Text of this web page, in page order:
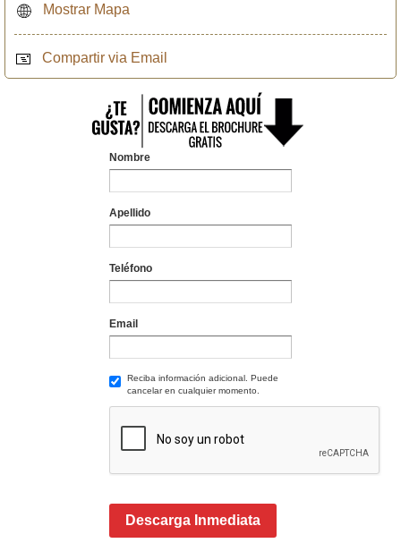
Mostrar Mapa
Compartir via Email
Nombre
Apellido
Teléfono
Email
Reciba información adicional. Puede
cancelar en cualquier momento.
Descarga Inmediata